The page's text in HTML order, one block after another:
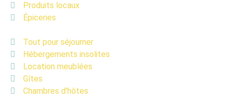
Produits locaux
Épiceries
Tout pour séjourner
Hébergements insolites
Location meublées
Gîtes
Chambres d'hôtes